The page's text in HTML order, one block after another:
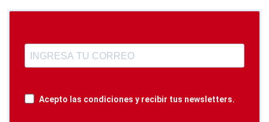
Acepto las condiciones y recibir tus newsletters.